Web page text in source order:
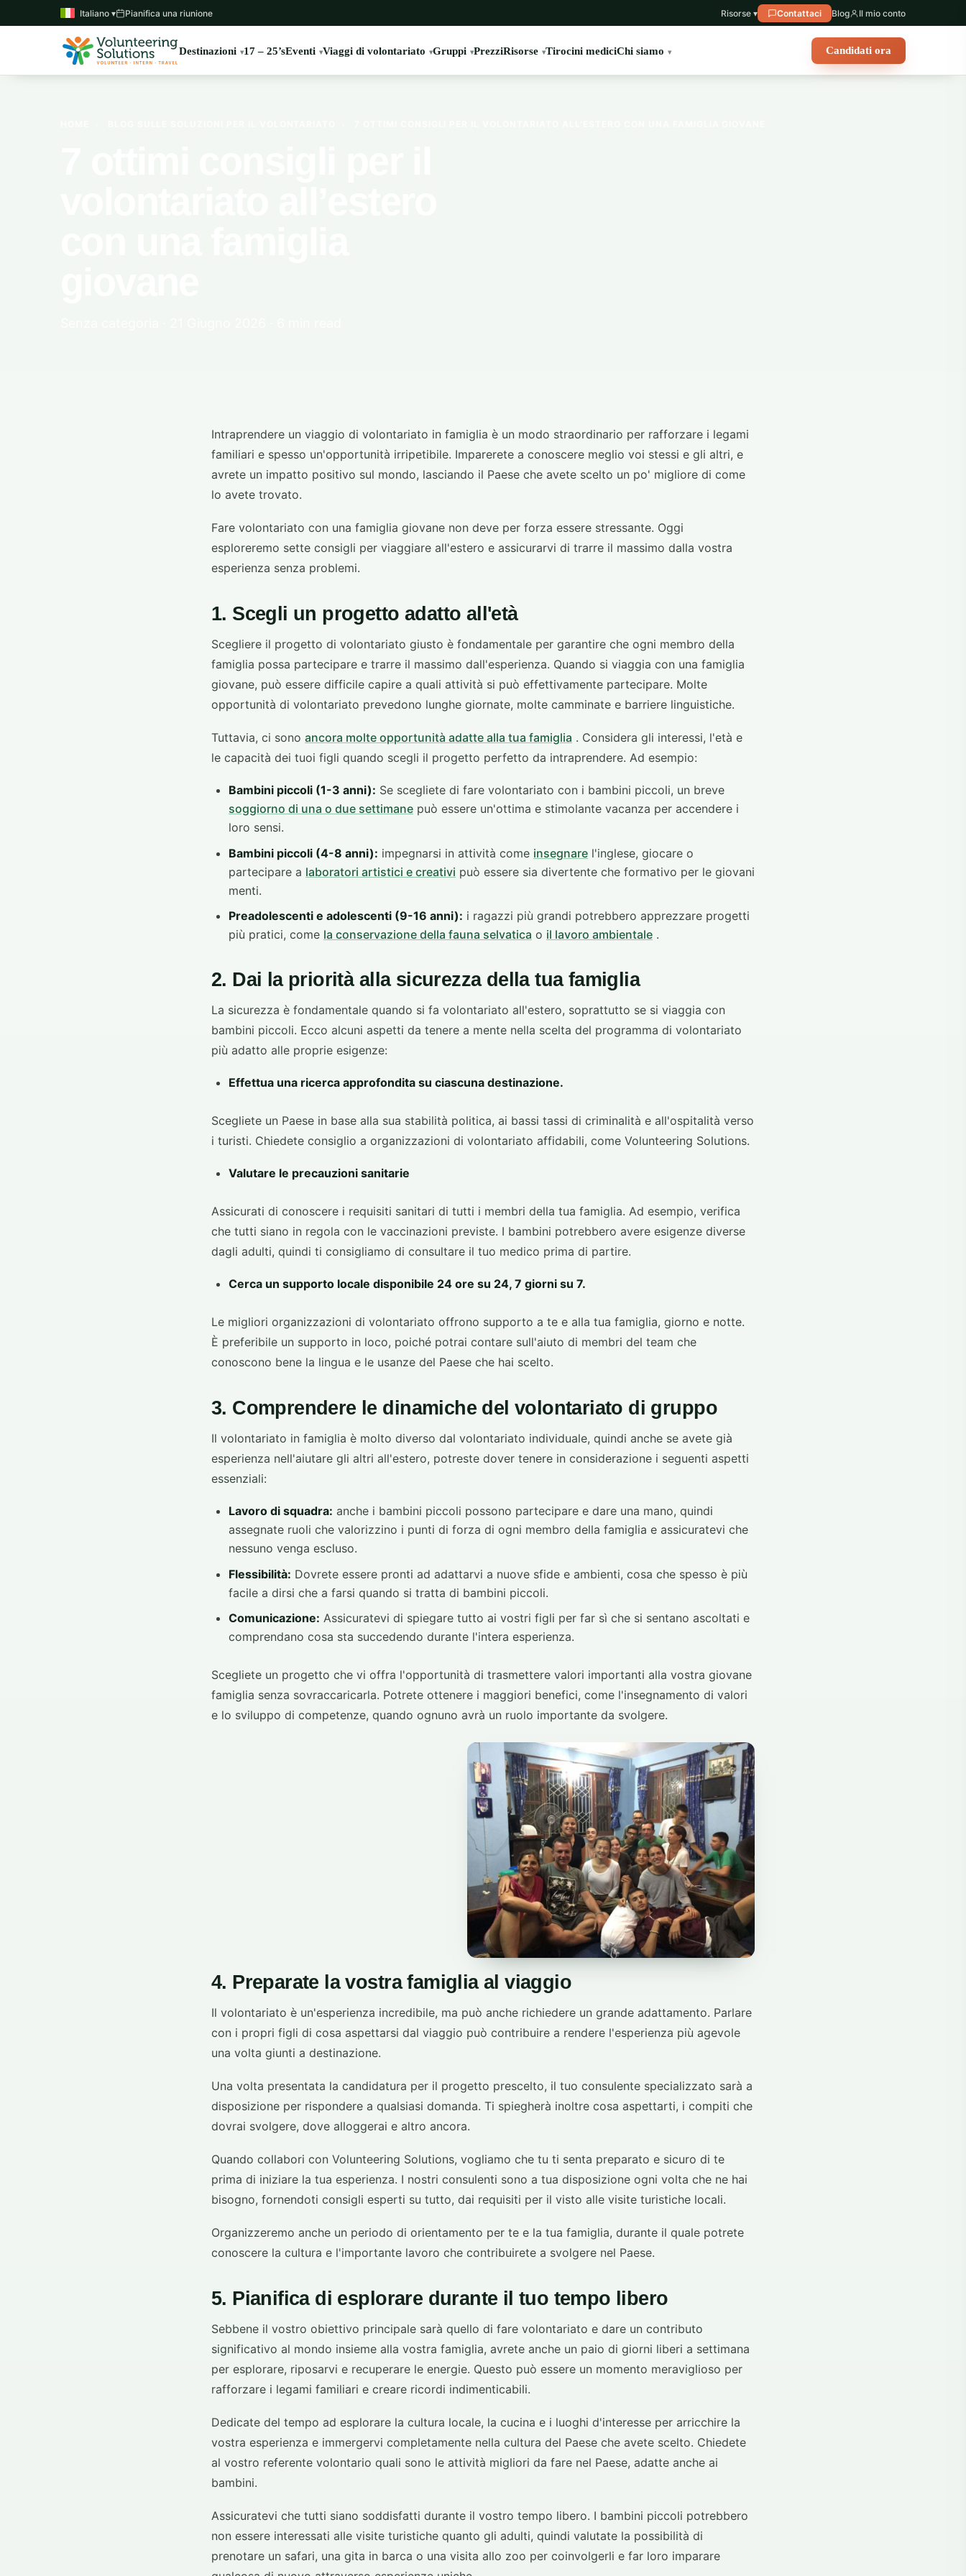
Italiano ▾ Pianifica una riunione Risorse ▾ Contattaci Blog Il mio conto
Destinazioni 17 – 25’sEventi Viaggi di volontariato Gruppi PrezziRisorse Tirocini mediciChi siamo Candidati ora
Intraprendere un viaggio di volontariato in famiglia è un modo straordinario per rafforzare i legami
familiari e spesso un'opportunità irripetibile. Imparerete a conoscere meglio voi stessi e gli altri, e
avrete un impatto positivo sul mondo, lasciando il Paese che avete scelto un po' migliore di come
lo avete trovato.
Fare volontariato con una famiglia giovane non deve per forza essere stressante. Oggi
esploreremo sette consigli per viaggiare all'estero e assicurarvi di trarre il massimo dalla vostra
esperienza senza problemi.
1. Scegli un progetto adatto all'età
Scegliere il progetto di volontariato giusto è fondamentale per garantire che ogni membro della
famiglia possa partecipare e trarre il massimo dall'esperienza. Quando si viaggia con una famiglia
giovane, può essere difficile capire a quali attività si può effettivamente partecipare. Molte
opportunità di volontariato prevedono lunghe giornate, molte camminate e barriere linguistiche.
Tuttavia, ci sono ancora molte opportunità adatte alla tua famiglia . Considera gli interessi, l'età e
le capacità dei tuoi figli quando scegli il progetto perfetto da intraprendere. Ad esempio:
Bambini piccoli (1-3 anni): Se scegliete di fare volontariato con i bambini piccoli, un breve
soggiorno di una o due settimane può essere un'ottima e stimolante vacanza per accendere i
loro sensi.
Bambini piccoli (4-8 anni): impegnarsi in attività come insegnare l'inglese, giocare o
partecipare a laboratori artistici e creativi può essere sia divertente che formativo per le giovani
menti.
Preadolescenti e adolescenti (9-16 anni): i ragazzi più grandi potrebbero apprezzare progetti
più pratici, come la conservazione della fauna selvatica o il lavoro ambientale .
2. Dai la priorità alla sicurezza della tua famiglia
La sicurezza è fondamentale quando si fa volontariato all'estero, soprattutto se si viaggia con
bambini piccoli. Ecco alcuni aspetti da tenere a mente nella scelta del programma di volontariato
più adatto alle proprie esigenze:
Effettua una ricerca approfondita su ciascuna destinazione.
Scegliete un Paese in base alla sua stabilità politica, ai bassi tassi di criminalità e all'ospitalità verso
i turisti. Chiedete consiglio a organizzazioni di volontariato affidabili, come Volunteering Solutions.
Valutare le precauzioni sanitarie
Assicurati di conoscere i requisiti sanitari di tutti i membri della tua famiglia. Ad esempio, verifica
che tutti siano in regola con le vaccinazioni previste. I bambini potrebbero avere esigenze diverse
dagli adulti, quindi ti consigliamo di consultare il tuo medico prima di partire.
Cerca un supporto locale disponibile 24 ore su 24, 7 giorni su 7.
Le migliori organizzazioni di volontariato offrono supporto a te e alla tua famiglia, giorno e notte.
È preferibile un supporto in loco, poiché potrai contare sull'aiuto di membri del team che
conoscono bene la lingua e le usanze del Paese che hai scelto.
3. Comprendere le dinamiche del volontariato di gruppo
Il volontariato in famiglia è molto diverso dal volontariato individuale, quindi anche se avete già
esperienza nell'aiutare gli altri all'estero, potreste dover tenere in considerazione i seguenti aspetti
essenziali:
Lavoro di squadra: anche i bambini piccoli possono partecipare e dare una mano, quindi
assegnate ruoli che valorizzino i punti di forza di ogni membro della famiglia e assicuratevi che
nessuno venga escluso.
Flessibilità: Dovrete essere pronti ad adattarvi a nuove sfide e ambienti, cosa che spesso è più
facile a dirsi che a farsi quando si tratta di bambini piccoli.
Comunicazione: Assicuratevi di spiegare tutto ai vostri figli per far sì che si sentano ascoltati e
comprendano cosa sta succedendo durante l'intera esperienza.
Scegliete un progetto che vi offra l'opportunità di trasmettere valori importanti alla vostra giovane
famiglia senza sovraccaricarla. Potrete ottenere i maggiori benefici, come l'insegnamento di valori
e lo sviluppo di competenze, quando ognuno avrà un ruolo importante da svolgere.
4. Preparate la vostra famiglia al viaggio
Il volontariato è un'esperienza incredibile, ma può anche richiedere un grande adattamento. Parlare
con i propri figli di cosa aspettarsi dal viaggio può contribuire a rendere l'esperienza più agevole
una volta giunti a destinazione.
Una volta presentata la candidatura per il progetto prescelto, il tuo consulente specializzato sarà a
disposizione per rispondere a qualsiasi domanda. Ti spiegherà inoltre cosa aspettarti, i compiti che
dovrai svolgere, dove alloggerai e altro ancora.
Quando collabori con Volunteering Solutions, vogliamo che tu ti senta preparato e sicuro di te
prima di iniziare la tua esperienza. I nostri consulenti sono a tua disposizione ogni volta che ne hai
bisogno, fornendoti consigli esperti su tutto, dai requisiti per il visto alle visite turistiche locali.
Organizzeremo anche un periodo di orientamento per te e la tua famiglia, durante il quale potrete
conoscere la cultura e l'importante lavoro che contribuirete a svolgere nel Paese.
5. Pianifica di esplorare durante il tuo tempo libero
Sebbene il vostro obiettivo principale sarà quello di fare volontariato e dare un contributo
significativo al mondo insieme alla vostra famiglia, avrete anche un paio di giorni liberi a settimana
per esplorare, riposarvi e recuperare le energie. Questo può essere un momento meraviglioso per
rafforzare i legami familiari e creare ricordi indimenticabili.
Dedicate del tempo ad esplorare la cultura locale, la cucina e i luoghi d'interesse per arricchire la
vostra esperienza e immergervi completamente nella cultura del Paese che avete scelto. Chiedete
al vostro referente volontario quali sono le attività migliori da fare nel Paese, adatte anche ai
bambini.
Assicuratevi che tutti siano soddisfatti durante il vostro tempo libero. I bambini piccoli potrebbero
non essere interessati alle visite turistiche quanto gli adulti, quindi valutate la possibilità di
prenotare un safari, una gita in barca o una visita allo zoo per coinvolgerli e far loro imparare